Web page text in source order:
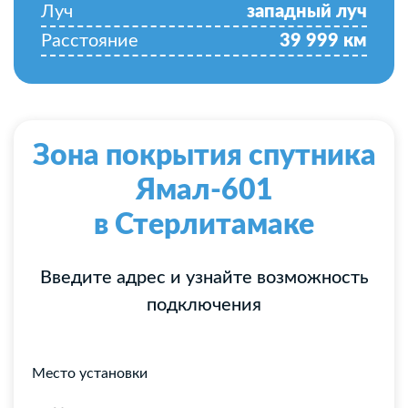
Луч
западный луч
Расстояние
39 999 км
Зона покрытия спутника
Ямал-601
в Стерлитамаке
Введите адрес и узнайте возможность
подключения
Место установки